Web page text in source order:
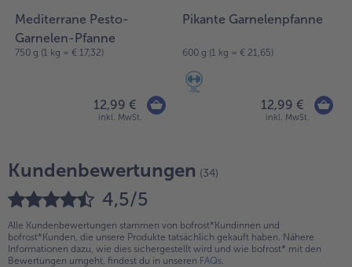
Mediterrane Pesto-
Garnelen-Pfanne
750 g (1 kg = € 17,32)
12,99 €
inkl. MwSt.
Pikante Garnelenpfanne
600 g (1 kg = € 21,65)
12,99 €
inkl. MwSt.
Kundenbewertungen (34)
4,5/5
Alle Kundenbewertungen stammen von bofrost*Kundinnen und
bofrost*Kunden, die unsere Produkte tatsächlich gekauft haben. Nähere
Informationen dazu, wie dies sichergestellt wird und wie bofrost* mit den
Bewertungen umgeht, findest du in unseren FAQs.